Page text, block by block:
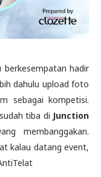
berkesempatan hadir
dahulu upload foto
sebagai kompetisi.
tiba di Junction
membanggakan.
kalau datang event,